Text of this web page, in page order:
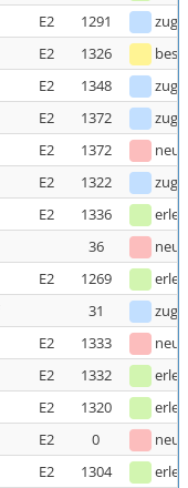
E2 1291
E2 1326
E2 1348
E2 1372
E2 1372
neu
E2 1322
E2 1336
36
neu
E2 1269
31
E2 1333
neu
E2 1332
E2 1320
E2 0
neu
E2 1304